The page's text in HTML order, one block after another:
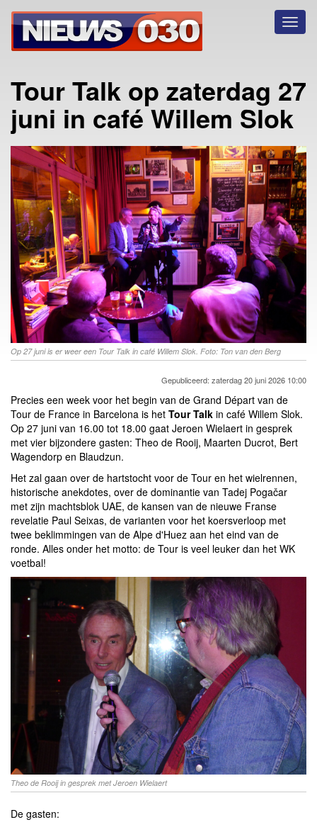
Tour Talk op zaterdag 27
juni in café Willem Slok
Op 27 juni is er weer een Tour Talk in café Willem Slok. Foto: Ton van den Berg
Gepubliceerd: zaterdag 20 juni 2026 10:00
Precies een week voor het begin van de Grand Départ van de
Tour de France in Barcelona is het Tour Talk in café Willem Slok.
Op 27 juni van 16.00 tot 18.00 gaat Jeroen Wielaert in gesprek
met vier bijzondere gasten: Theo de Rooij, Maarten Ducrot, Bert
Wagendorp en Blaudzun.
Het zal gaan over de hartstocht voor de Tour en het wielrennen,
historische anekdotes, over de dominantie van Tadej Pogačar
met zijn machtsblok UAE, de kansen van de nieuwe Franse
revelatie Paul Seixas, de varianten voor het koersverloop met
twee beklimmingen van de Alpe d'Huez aan het eind van de
ronde. Alles onder het motto: de Tour is veel leuker dan het WK
voetbal!
Theo de Rooij in gesprek met Jeroen Wielaert
De gasten: